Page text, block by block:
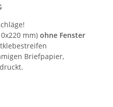
mm) ohne Fenster
Briefpapier,